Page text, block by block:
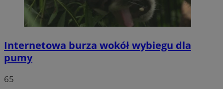
Internetowa burza wokół wybiegu dla
pumy
65